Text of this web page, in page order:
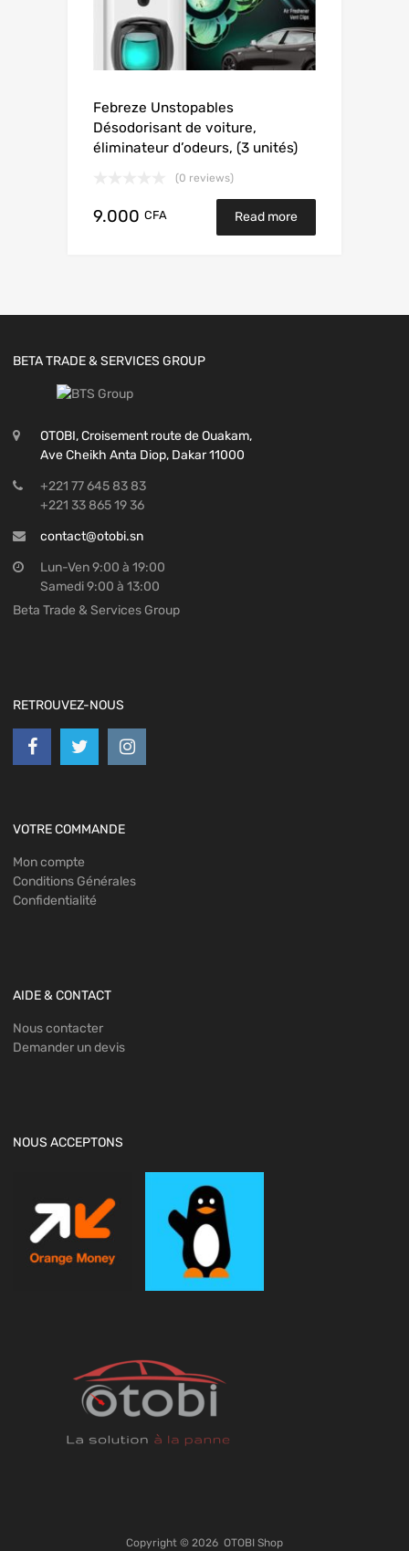
Febreze Unstopables
Désodorisant de voiture,
éliminateur d’odeurs, (3 unités)
(0 reviews)
9.000 CFA Read more
BETA TRADE & SERVICES GROUP
OTOBI, Croisement route de Ouakam,
Ave Cheikh Anta Diop, Dakar 11000
+221 77 645 83 83
+221 33 865 19 36
contact@otobi.sn
Lun-Ven 9:00 à 19:00
Samedi 9:00 à 13:00
Beta Trade & Services Group
RETROUVEZ-NOUS
VOTRE COMMANDE
Mon compte
Conditions Générales
Confidentialité
AIDE & CONTACT
Nous contacter
Demander un devis
NOUS ACCEPTONS
Copyright © 2026 OTOBI Shop